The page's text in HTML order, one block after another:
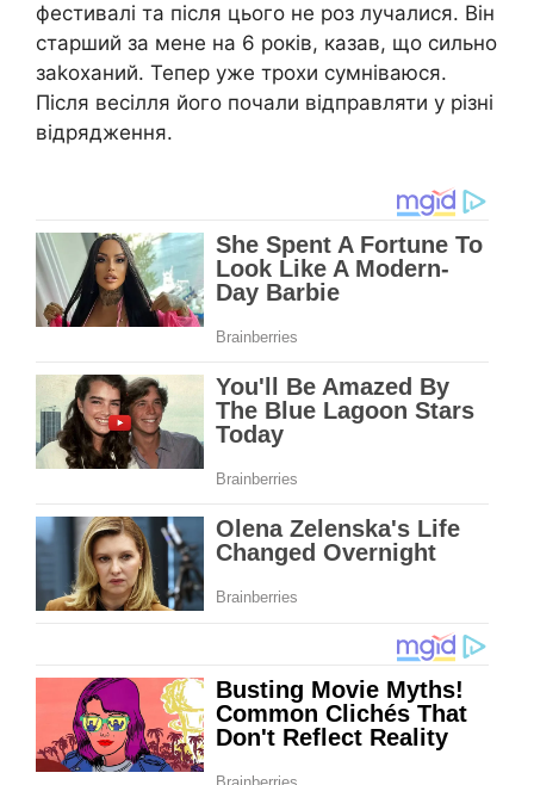
фестивалі та після цього не роз лучалися. Він
старший за мене на 6 років, казав, що сильно
заkоханий. Тепер уже трохи сумніваюся.
Після весілля його почали відправляти у різні
відрядження.